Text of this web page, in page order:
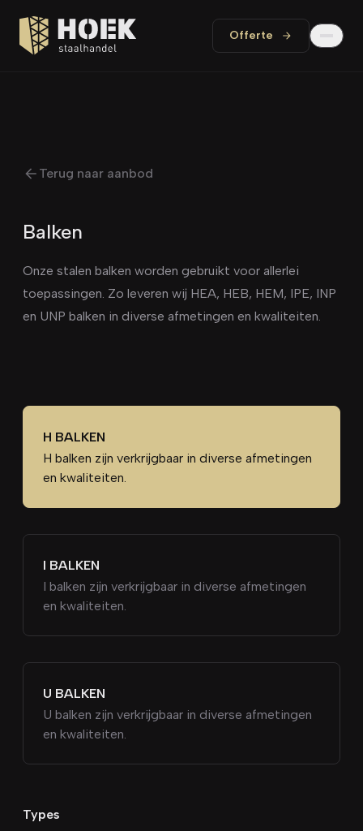
Offerte
Terug naar aanbod
Balken
Onze stalen balken worden gebruikt voor allerlei
toepassingen. Zo leveren wij HEA, HEB, HEM, IPE, INP
en UNP balken in diverse afmetingen en kwaliteiten.
H BALKEN
H balken zijn verkrijgbaar in diverse afmetingen
en kwaliteiten.
I BALKEN
I balken zijn verkrijgbaar in diverse afmetingen
en kwaliteiten.
U BALKEN
U balken zijn verkrijgbaar in diverse afmetingen
en kwaliteiten.
Types